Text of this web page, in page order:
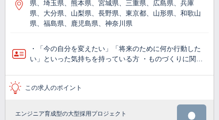
県、埼玉県、熊本県、宮城県、三重県、広島県、兵庫
県、大分県、山梨県、長野県、東京都、山形県、和歌山
県、福島県、鹿児島県、神奈川県
・「今の自分を変えたい」「将来のために何か行動した
い」といった気持ちを持っている方 ・ものづくりに関…
この求人のポイント
エンジニア育成型の大型採用プロジェクト